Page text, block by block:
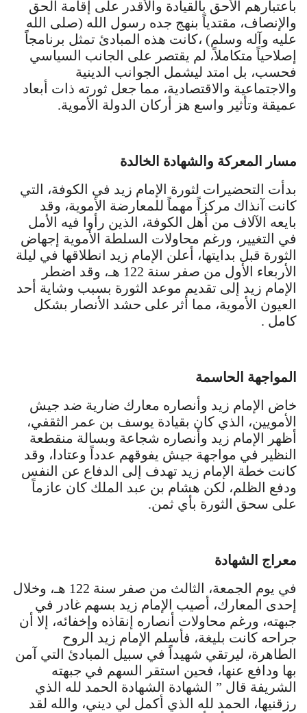
باعتبارهم الأحق بالقيادة والأقدر على إقامة الحق
والإنصاف، مقتدياً بنهج جده رسول الله (صلى الله
عليه وآله وسلم) ،كانت هذه المبادئ تمثل برنامجاً
إصلاحياً متكاملاً، لم يقتصر على الجانب السياسي
فحسب، بل امتد ليشمل الجوانب الدينية
والاجتماعية والاقتصادية، مما جعل ثورته ذات أبعاد
عميقة وتأثير واسع هز أركان الدولة الأموية.
مسار المعركة والشهادة الخالدة
بدأت التحضيرات لثورة الإمام زيد في الكوفة، التي
كانت آنذاك مركزاً مهماً للمعارضة الأموية، وقد
بايعه الآلاف من أهل الكوفة، الذين رأوا فيه الأمل
في التغيير، ورغم محاولات السلطة الأموية إجهاض
الثورة قبل بدايتها، أعلن الإمام زيد انطلاقها في ليلة
الأربعاء الأول من صفر سنة 122 هـ، وقد اضطر
الإمام زيد إلى تقديم موعد الثورة بسبب وشاية أحد
العيون الأموية، مما أثر على حشد الأنصار بشكل
كامل .
المواجهة الحاسمة
خاض الإمام زيد وأنصاره معارك ضارية ضد جيش
الأمويين، الذي كان بقيادة يوسف بن عمر الثقفي،
أظهر الإمام زيد وأنصاره شجاعة وبسالة منقطعة
النظير في مواجهة جيش يفوقهم عدداً وعتادا، وقد
كانت خطة الإمام زيد تهدف إلى الدفاع عن النفس
ودفع الظلم، لكن هشام بن عبد الملك كان عازماً
على سحق الثورة بأي ثمن.
معراج الشهادة
في يوم الجمعة، الثالث من صفر سنة 122 هـ، وخلال
إحدى المعارك، أصيب الإمام زيد بسهم غادر في
جبهته، ورغم محاولات أنصاره إنقاذه وإخفائه، إلا أن
جراحه كانت بليغة، فأسلم الإمام زيد الروح
الطاهرة، ليرتقي شهيداً في سبيل المبادئ التي آمن
بها ودافع عنها، فحين استقر السهم في جبهته
الشريفة قال ” الشهادة الشهادة الحمد لله الذي
رزقنيها، الحمد لله الذي أكمل لي ديني، والله لقد